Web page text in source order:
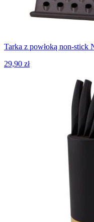
Tarka z powłoką non-stick
29,90 zł